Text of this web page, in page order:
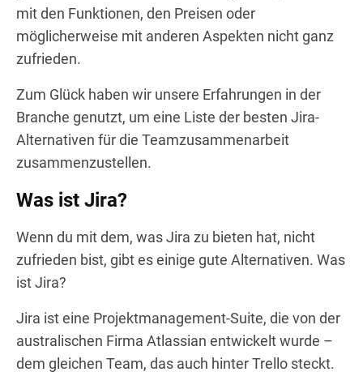
mit den Funktionen, den Preisen oder
möglicherweise mit anderen Aspekten nicht ganz
zufrieden.
Zum Glück haben wir unsere Erfahrungen in der
Branche genutzt, um eine Liste der besten Jira-
Alternativen für die Teamzusammenarbeit
zusammenzustellen.
Was ist Jira?
Wenn du mit dem, was Jira zu bieten hat, nicht
zufrieden bist, gibt es einige gute Alternativen. Was
ist Jira?
Jira ist eine Projektmanagement-Suite, die von der
australischen Firma Atlassian entwickelt wurde –
dem gleichen Team, das auch hinter Trello steckt.